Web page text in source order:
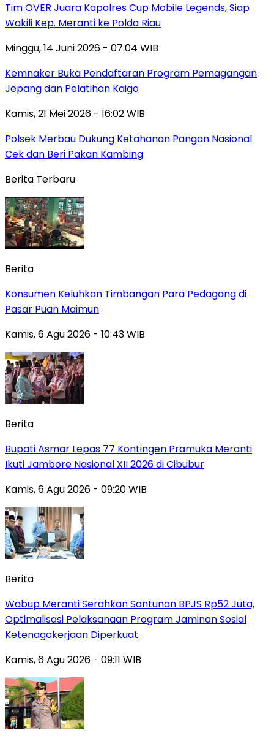
Tim OVER Juara Kapolres Cup Mobile Legends, Siap
Wakili Kep. Meranti ke Polda Riau
Minggu, 14 Juni 2026 - 07:04 WIB
Kemnaker Buka Pendaftaran Program Pemagangan
Jepang dan Pelatihan Kaigo
Kamis, 21 Mei 2026 - 16:02 WIB
Polsek Merbau Dukung Ketahanan Pangan Nasional
Cek dan Beri Pakan Kambing
Berita Terbaru
Berita
Konsumen Keluhkan Timbangan Para Pedagang di
Pasar Puan Maimun
Kamis, 6 Agu 2026 - 10:43 WIB
Berita
Bupati Asmar Lepas 77 Kontingen Pramuka Meranti
Ikuti Jambore Nasional XII 2026 di Cibubur
Kamis, 6 Agu 2026 - 09:20 WIB
Berita
Wabup Meranti Serahkan Santunan BPJS Rp52 Juta,
Optimalisasi Pelaksanaan Program Jaminan Sosial
Ketenagakerjaan Diperkuat
Kamis, 6 Agu 2026 - 09:11 WIB